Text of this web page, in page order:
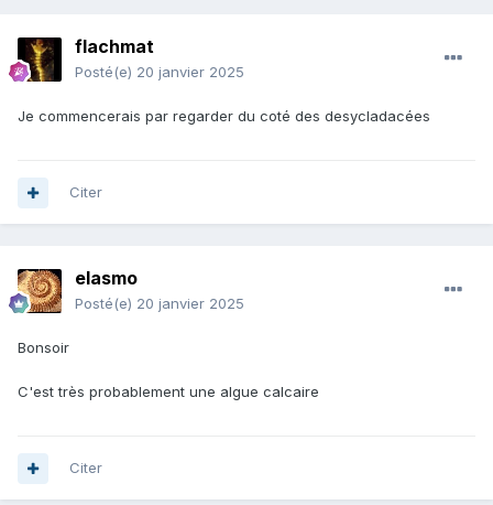
flachmat
Posté(e) 20 janvier 2025
Je commencerais par regarder du coté des desycladacées
Citer
elasmo
Posté(e) 20 janvier 2025
Bonsoir
C'est très probablement une algue calcaire
Citer